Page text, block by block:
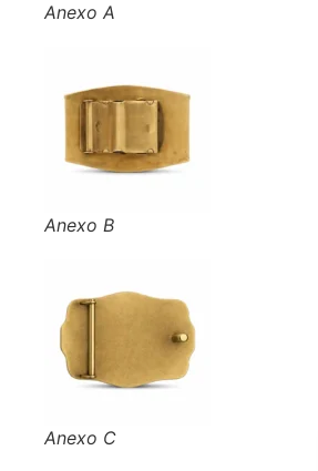
Anexo A
Anexo B
Anexo C